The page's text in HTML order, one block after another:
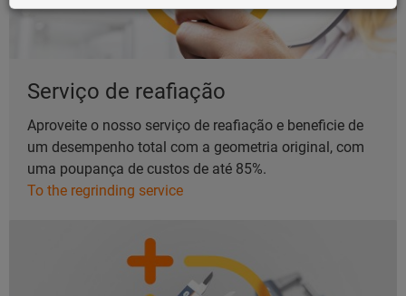
Serviço de reafiação
Aproveite o nosso serviço de reafiação e beneficie de
um desempenho total com a geometria original, com
uma poupança de custos de até 85%.
To the regrinding service